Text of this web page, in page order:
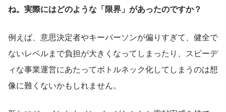
ね。実際にはどのような「限界」があったのですか？
例えば、意思決定者やキーパーソンが偏りすぎて、健全で
ないレベルまで負担が大きくなってしまったり、スピーデ
ィな事業運営にあたってボトルネック化してしまうのは想
像に難くないかもしれません。